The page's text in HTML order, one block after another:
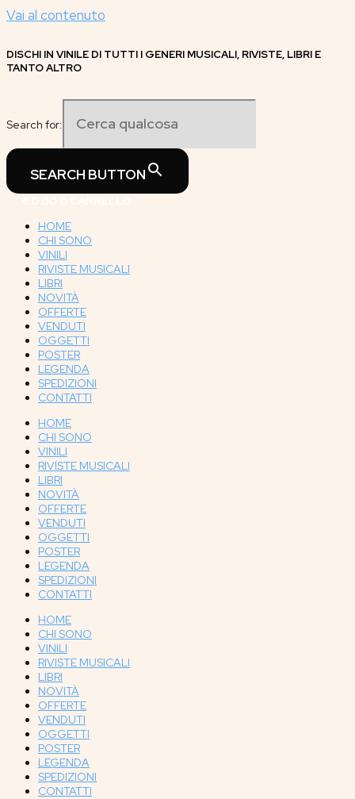
Vai al contenuto
DISCHI IN VINILE DI TUTTI I GENERI MUSICALI, RIVISTE, LIBRI E
TANTO ALTRO
Search for:
SEARCH BUTTON
HOME
CHI SONO
VINILI
RIVISTE MUSICALI
LIBRI
NOVITÀ
OFFERTE
VENDUTI
OGGETTI
POSTER
LEGENDA
SPEDIZIONI
CONTATTI
HOME
CHI SONO
VINILI
RIVISTE MUSICALI
LIBRI
NOVITÀ
OFFERTE
VENDUTI
OGGETTI
POSTER
LEGENDA
SPEDIZIONI
CONTATTI
HOME
CHI SONO
VINILI
RIVISTE MUSICALI
LIBRI
NOVITÀ
OFFERTE
VENDUTI
OGGETTI
POSTER
LEGENDA
SPEDIZIONI
CONTATTI